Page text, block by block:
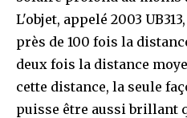
L'objet, appelé 2003
près de 100 fois la
deux fois la distance
cette distance, la seule
puisse être aussi brillant